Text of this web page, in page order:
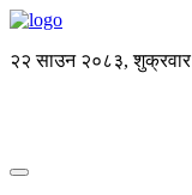
२२ साउन २०८३, शुक्रवार